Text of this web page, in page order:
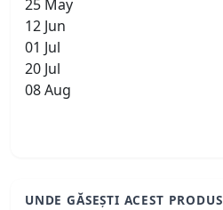
25 May
12 Jun
01 Jul
20 Jul
08 Aug
UNDE GĂSEȘTI ACEST PRODUS